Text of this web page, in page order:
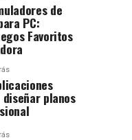
de
PC:
Favoritos
planos